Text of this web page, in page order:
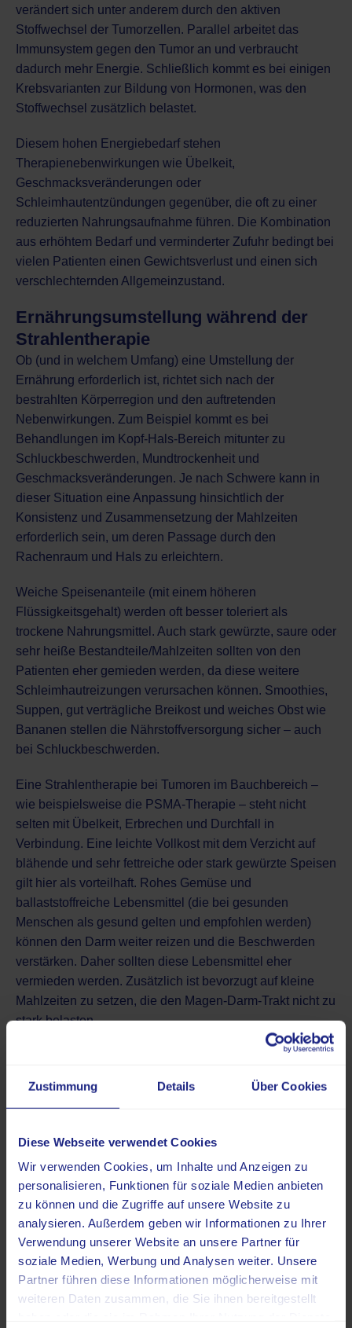
Zustimmung Details Über Cookies
Diese Webseite verwendet Cookies
Wir verwenden Cookies, um Inhalte und Anzeigen zu
personalisieren, Funktionen für soziale Medien anbieten
zu können und die Zugriffe auf unsere Website zu
analysieren. Außerdem geben wir Informationen zu Ihrer
Verwendung unserer Website an unsere Partner für
soziale Medien, Werbung und Analysen weiter. Unsere
Partner führen diese Informationen möglicherweise mit
weiteren Daten zusammen, die Sie ihnen bereitgestellt
verändert sich unter anderem durch den aktiven
Stoffwechsel der Tumorzellen. Parallel arbeitet das
Immunsystem gegen den Tumor an und verbraucht
dadurch mehr Energie. Schließlich kommt es bei einigen
Krebsvarianten zur Bildung von Hormonen, was den
Stoffwechsel zusätzlich belastet.
Diesem hohen Energiebedarf stehen
Therapienebenwirkungen wie Übelkeit,
Geschmacksveränderungen oder
Schleimhautentzündungen gegenüber, die oft zu einer
reduzierten Nahrungsaufnahme führen. Die Kombination
aus erhöhtem Bedarf und verminderter Zufuhr bedingt bei
vielen Patienten einen Gewichtsverlust und einen sich
verschlechternden Allgemeinzustand.
Ernährungsumstellung während der
Strahlentherapie
Ob (und in welchem Umfang) eine Umstellung der
Ernährung erforderlich ist, richtet sich nach der
bestrahlten Körperregion und den auftretenden
Nebenwirkungen. Zum Beispiel kommt es bei
Behandlungen im Kopf-Hals-Bereich mitunter zu
Schluckbeschwerden, Mundtrockenheit und
Geschmacksveränderungen. Je nach Schwere kann in
dieser Situation eine Anpassung hinsichtlich der
Konsistenz und Zusammensetzung der Mahlzeiten
erforderlich sein, um deren Passage durch den
Rachenraum und Hals zu erleichtern.
Weiche Speisenanteile (mit einem höheren
Flüssigkeitsgehalt) werden oft besser toleriert als
trockene Nahrungsmittel. Auch stark gewürzte, saure oder
sehr heiße Bestandteile/Mahlzeiten sollten von den
Patienten eher gemieden werden, da diese weitere
Schleimhautreizungen verursachen können. Smoothies,
Suppen, gut verträgliche Breikost und weiches Obst wie
Bananen stellen die Nährstoffversorgung sicher – auch
bei Schluckbeschwerden.
Eine Strahlentherapie bei Tumoren im Bauchbereich –
wie beispielsweise die PSMA-Therapie – steht nicht
selten mit Übelkeit, Erbrechen und Durchfall in
Verbindung. Eine leichte Vollkost mit dem Verzicht auf
blähende und sehr fettreiche oder stark gewürzte Speisen
gilt hier als vorteilhaft. Rohes Gemüse und
ballaststoffreiche Lebensmittel (die bei gesunden
Menschen als gesund gelten und empfohlen werden)
können den Darm weiter reizen und die Beschwerden
verstärken. Daher sollten diese Lebensmittel eher
vermieden werden. Zusätzlich ist bevorzugt auf kleine
Mahlzeiten zu setzen, die den Magen-Darm-Trakt nicht zu
stark belasten.
Aufmerksamkeit, da Erbrechen und Durchfall zu einem
schnellen Flüssigkeitsverlust führen können. Stilles
besser als kohlensäurehaltige oder säurereiche
Ernährungstipps für Patienten in einer
Strahlentherapie
Durch den höheren Energiebedarf, die Beschwerden
durch den Tumor und die Nebenwirkungen der
Behandlung erfordert der Ernährungszustand besondere
Aufmerksamkeit. Während der Therapie muss daher ein